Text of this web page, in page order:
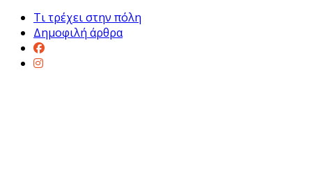
Τι τρέχει στην πόλη
Δημοφιλή άρθρα